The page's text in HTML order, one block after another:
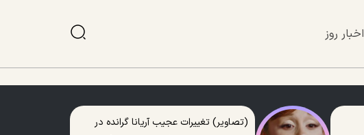
اخبار روز
(تصاویر) تغییرات عجیب آریانا گرانده در